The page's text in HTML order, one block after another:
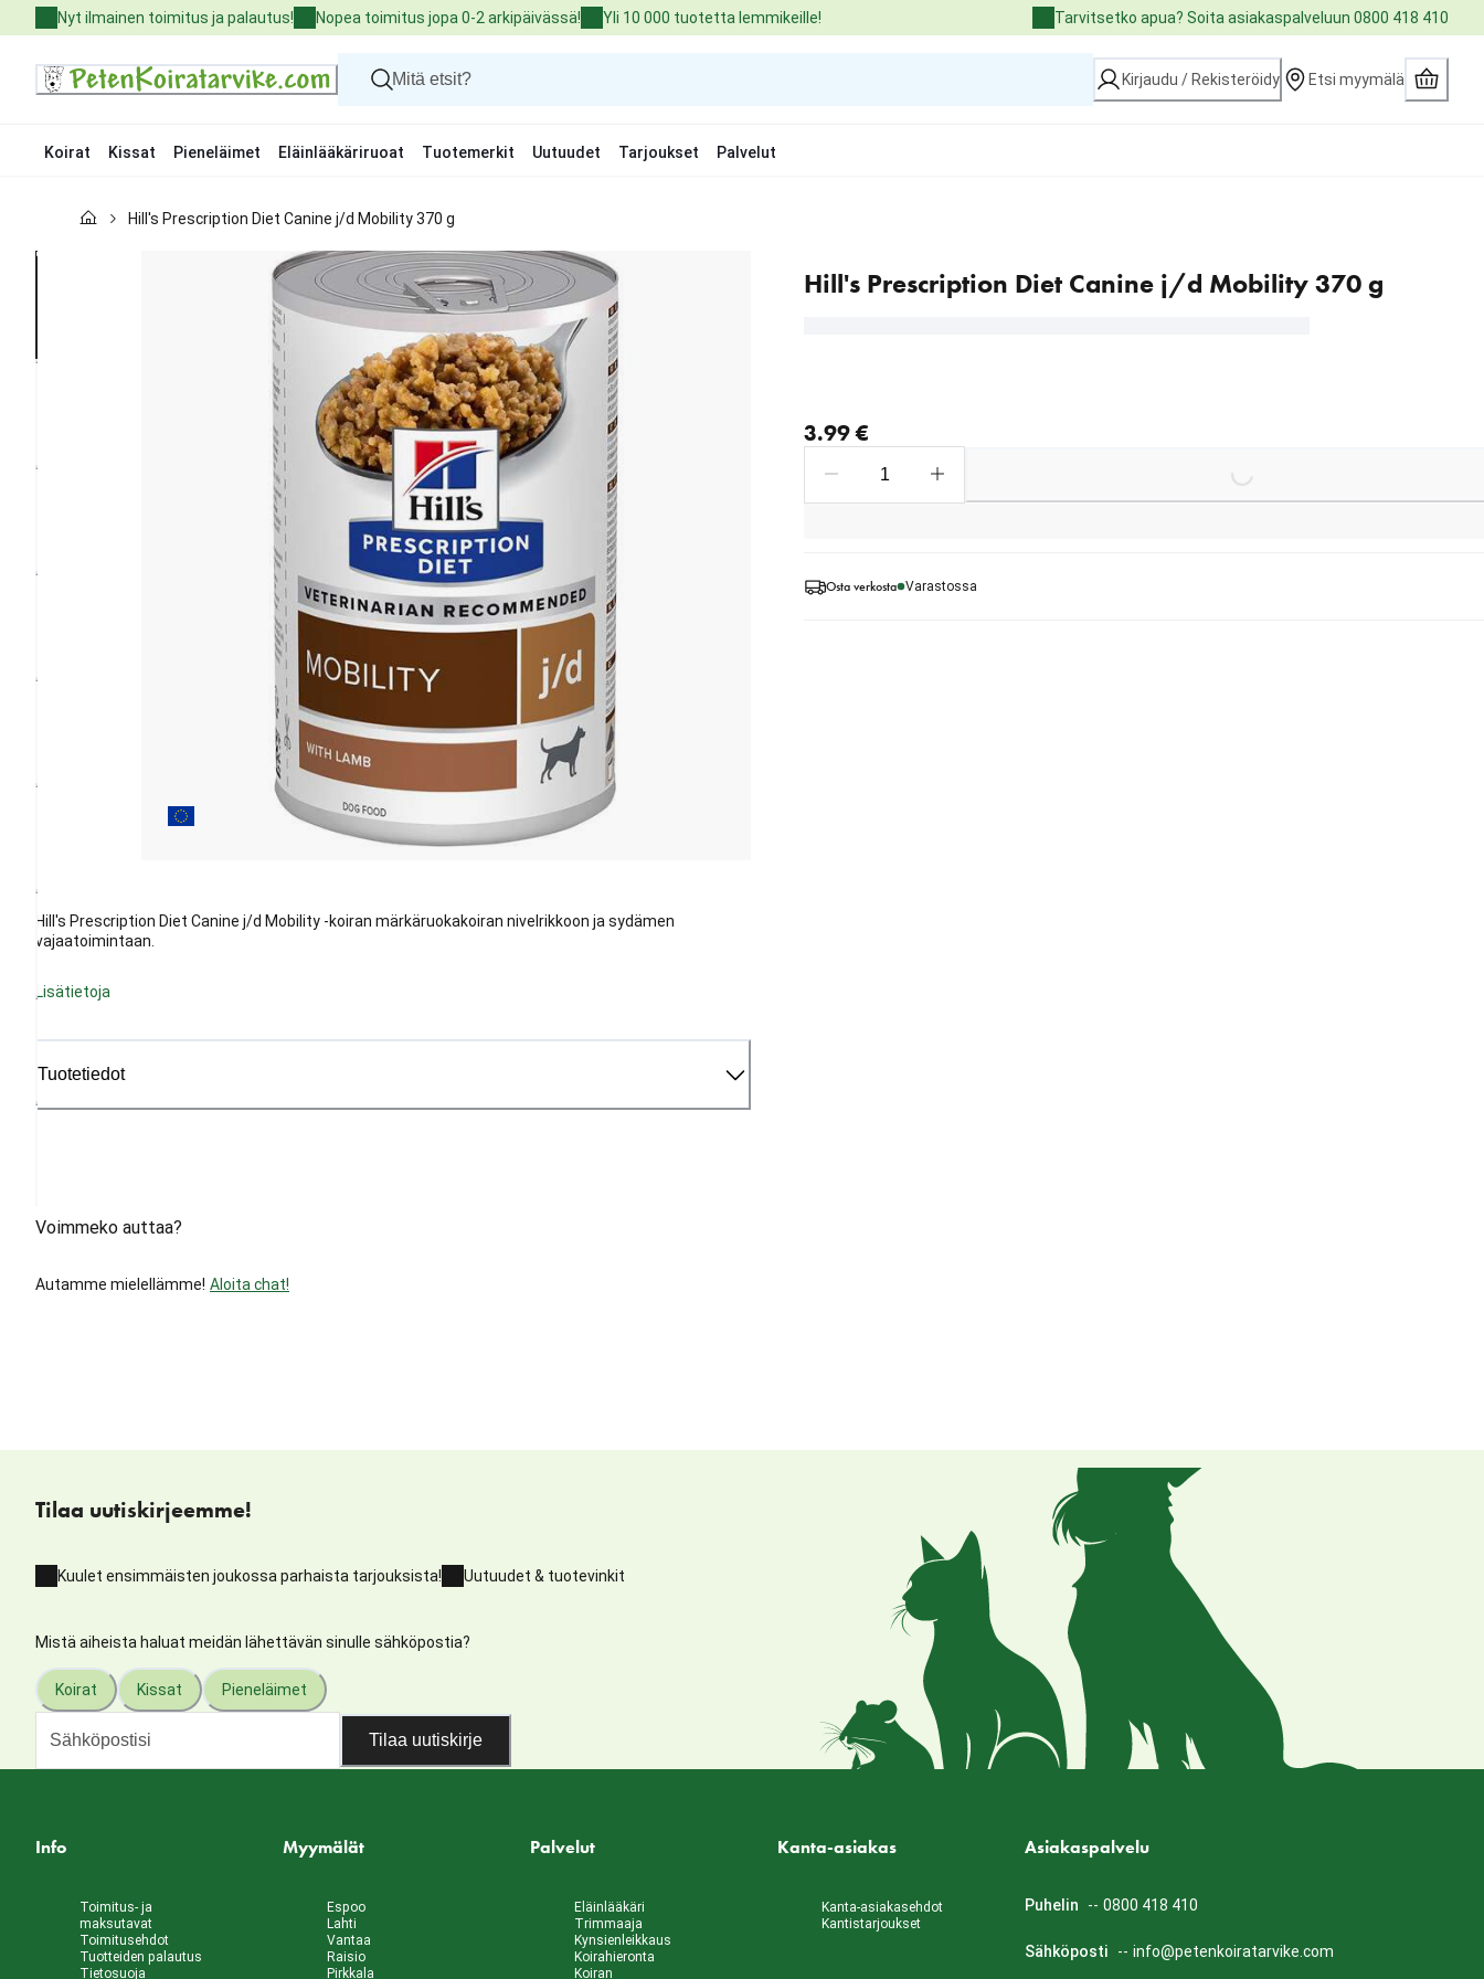
to
Nyt ilmainen toimitus ja palautus! Nopea toimitus jopa 0-2 arkipäivässä! Yli 10 000 tuotetta lemmikeille! Tarvitsetko apua? Soita asiakaspalveluun 0800 418 410
Kirjaudu / Rekisteröidy Etsi myymälä
Koirat Kissat Pieneläimet Eläinlääkäriruoat Tuotemerkit Uutuudet Tarjoukset Palvelut
Kissat
Hill's Prescription Diet Canine j/d Mobility 370 g
Hill's Prescription Diet Canine j/d Mobility 370 g
Hill's Prescription Diet Canine j/d Mobility -koiran märkäruokakoiran nivelrikkoon ja sydämen
vajaatoimintaan.
Lisätietoja
Tuotetiedot
Voimmeko auttaa?
Autamme mielellämme! Aloita chat!
3.99 €
Loading...
Osta verkosta Varastossa
Tilaa uutiskirjeemme!
Kuulet ensimmäisten joukossa parhaista tarjouksista! Uutuudet & tuotevinkit
Mistä aiheista haluat meidän lähettävän sinulle sähköpostia?
Koirat Kissat Pieneläimet
Tilaa uutiskirje
Info
Toimitus- ja
maksutavat
Toimitusehdot
Tuotteiden palautus
Tietosuoja
Myymälät
Espoo
Lahti
Vantaa
Raisio
Pirkkala
Palvelut
Eläinlääkäri
Trimmaaja
Kynsienleikkaus
Koirahieronta
Koiran
Kanta-asiakas
Kanta-asiakasehdot
Kantistarjoukset
Asiakaspalvelu
Puhelin -- 0800 418 410
Sähköposti -- info@petenkoiratarvike.com